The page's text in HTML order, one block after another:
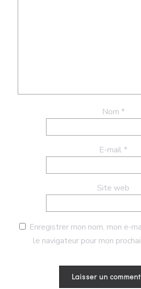
Nom *
E-mail *
Site web
Enregistrer mon nom, mon e-
le navigateur pour mon